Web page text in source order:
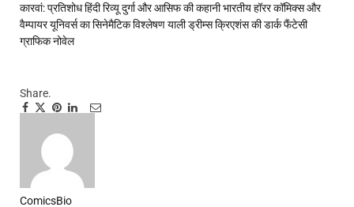
कारवां: प्रतिशोध हिंदी रिव्यूदुर्गा और आसिफ की कहानीभारतीय हॉरर कॉमिक्स और
वैम्पायर यूनिवर्स का सिनेमैटिक विश्लेषणयाली ड्रीम्स क्रिएशंस की डार्क फैंटेसी
ग्राफिक नोवेल
Share.
Facebook
TwitterPinterest
LinkedIn
Tumblr
Email
ComicsBio